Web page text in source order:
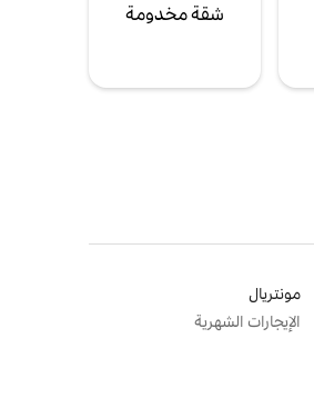
شقة مخدومة
مونتريال
الإيجارات الشهرية